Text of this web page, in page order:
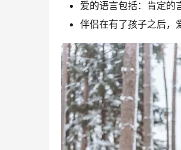
爱的语言包括：肯定的
伴侣在有了孩子之后，